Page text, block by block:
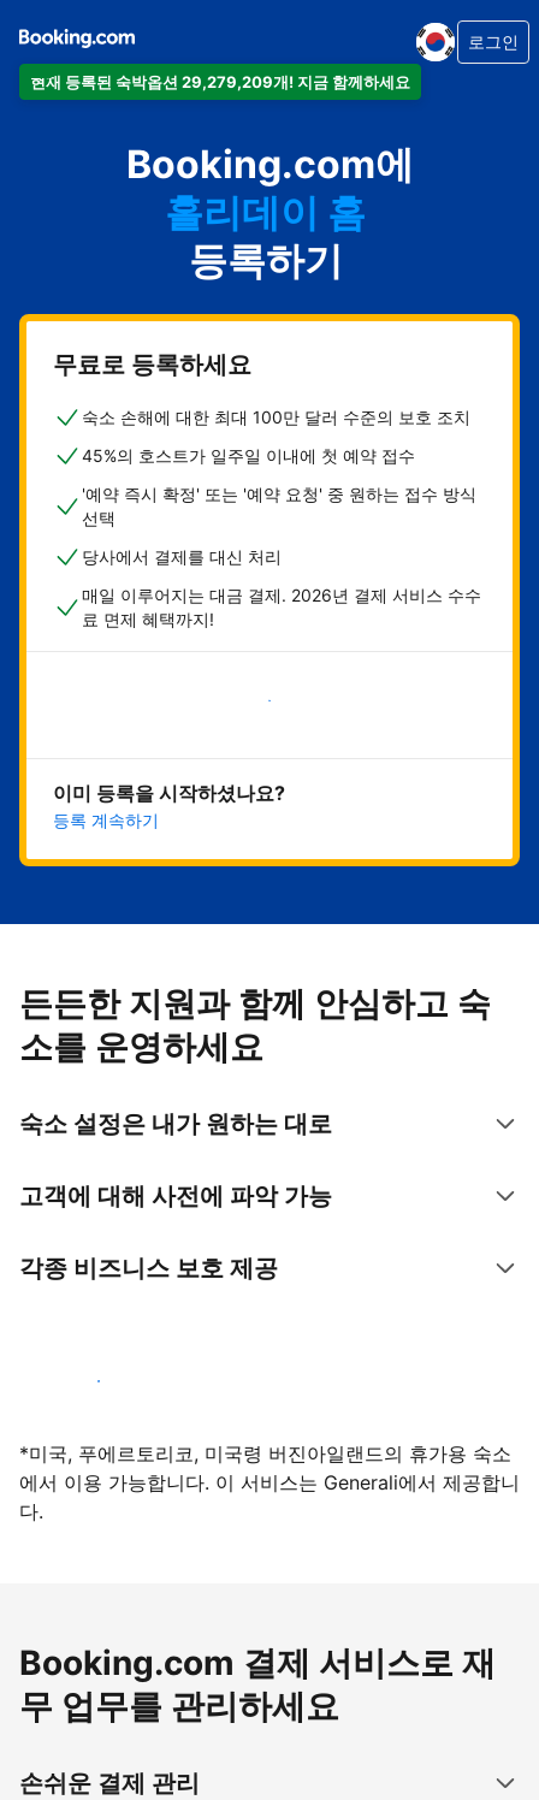
현재 등록된 숙박옵션 29,279,209개! 지금 함께하세요
로그인
Booking.com에
아파트
호텔
홀리데이 홈
게스트하우스
비앤비
등록하기
무료로 등록하세요
숙소 손해에 대한 최대 100만 달러 수준의 보호 조치
45%의 호스트가 일주일 이내에 첫 예약 접수
'예약 즉시 확정' 또는 '예약 요청' 중 원하는 접수 방식
선택
당사에서 결제를 대신 처리
매일 이루어지는 대금 결제. 2026년 결제 서비스 수수
료 면제 혜택까지!
지금 시작하기
이미 등록을 시작하셨나요?
등록 계속하기
든든한 지원과 함께 안심하고 숙
소를 운영하세요
숙소 설정은 내가 원하는 대로
고객에 대해 사전에 파악 가능
각종 비즈니스 보호 제공
지금 등록하기
*미국, 푸에르토리코, 미국령 버진아일랜드의 휴가용 숙소
에서 이용 가능합니다. 이 서비스는 Generali에서 제공합니
다.
Booking.com 결제 서비스로 재
무 업무를 관리하세요
손쉬운 결제 관리